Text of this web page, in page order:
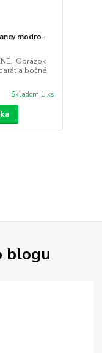
modro-
Obrázok
a bočné
Skladom 1 ks
blogu